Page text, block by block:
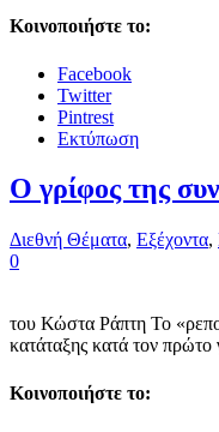
Κοινοποιήστε το:
Facebook
Twitter
Pintrest
Εκτύπωση
Ο γρίφος της
Διεθνή Θέματα, Εξέχοντα,
0
του Κώστα Ράπτη Το
κατάταξης κατά τον πρώτο
Κοινοποιήστε το: